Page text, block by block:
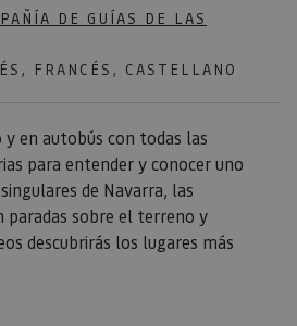
DE GUÍAS DE LAS
FRANCÉS, CASTELLANO
y en autobús con todas las
para entender y conocer uno
de Navarra, las
paradas sobre el terreno y
descubrirás los lugares más